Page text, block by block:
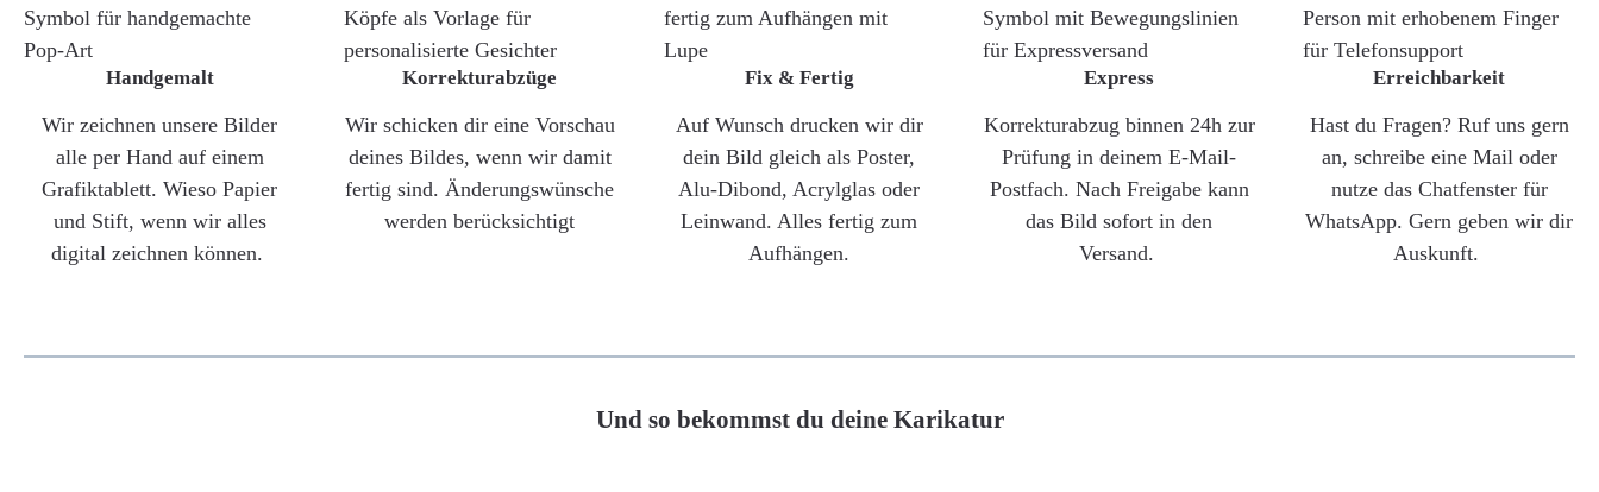
Handgemalt
Wir zeichnen unsere Bilder
alle per Hand auf einem
Grafiktablett. Wieso Papier
und Stift, wenn wir alles
digital zeichnen können.
Korrekturabzüge
Wir schicken dir eine Vorschau
deines Bildes, wenn wir damit
fertig sind. Änderungswünsche
werden berücksichtigt
Fix & Fertig
Auf Wunsch drucken wir dir
dein Bild gleich als Poster,
Alu-Dibond, Acrylglas oder
Leinwand. Alles fertig zum
Aufhängen.
Express
Korrekturabzug binnen 24h zur
Prüfung in deinem E-Mail-
Postfach. Nach Freigabe kann
das Bild sofort in den
Versand.
Erreichbarkeit
Hast du Fragen? Ruf uns gern
an, schreibe eine Mail oder
nutze das Chatfenster für
WhatsApp. Gern geben wir dir
Auskunft.
Und so bekommst du deine Karikatur